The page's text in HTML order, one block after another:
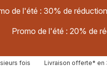
de l'été : 30% de
Promo de l'été : 20% de
fois Livraison offerte* en